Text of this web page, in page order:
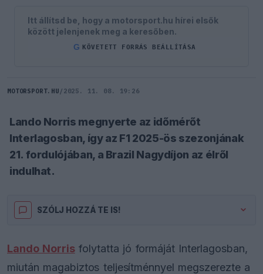
Itt állítsd be, hogy a motorsport.hu hírei elsők
között jelenjenek meg a keresőben.
G KÖVETETT FORRÁS BEÁLLÍTÁSA
MOTORSPORT.HU / 2025. 11. 08. 19:26
Lando Norris megnyerte az időmérőt
Interlagosban, így az F1 2025-ös szezonjának
21. fordulójában, a Brazil Nagydíjon az élről
indulhat.
SZÓLJ HOZZÁ TE IS!
Lando Norrisfolytatta jó formáját Interlagosban,
miután magabiztos teljesítménnyel megszerezte a